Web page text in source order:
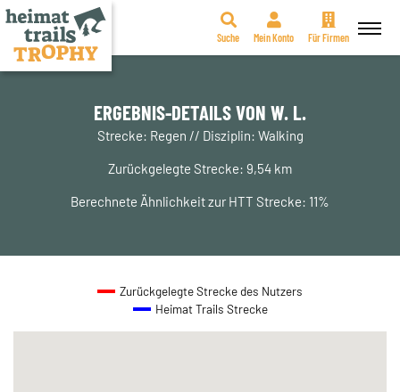
Zum
Suche Mein Konto Für Firmen
ERGEBNIS-DETAILS VON W. L.
Strecke: Regen // Disziplin: Walking
Zurückgelegte Strecke: 9,54 km
Berechnete Ähnlichkeit zur HTT Strecke: 11%
Zurückgelegte Strecke des Nutzers
Heimat Trails Strecke